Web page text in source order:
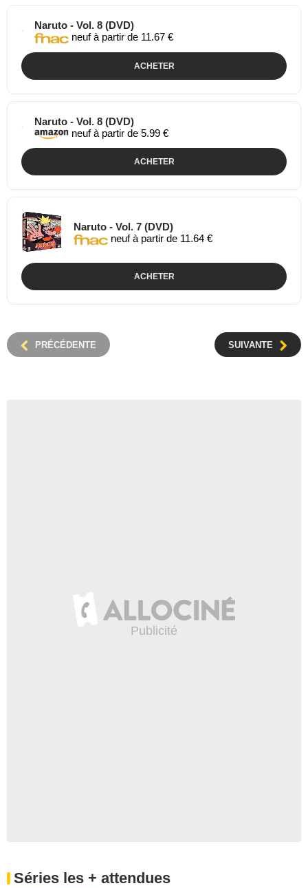
Naruto - Vol. 8 (DVD)
neuf à partir de 11.67 €
ACHETER
Naruto - Vol. 8 (DVD)
neuf à partir de 5.99 €
ACHETER
Naruto - Vol. 7 (DVD)
neuf à partir de 11.64 €
ACHETER
PRÉCÉDENTE SUIVANTE
Séries les + attendues